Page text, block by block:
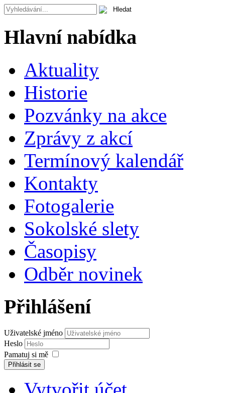
Hlavní nabídka
Aktuality
Historie
Pozvánky na akce
Zprávy z akcí
Termínový kalendář
Kontakty
Fotogalerie
Sokolské slety
Časopisy
Odběr novinek
Přihlášení
Uživatelské jméno
Heslo
Pamatuj si mě
Přihlásit se